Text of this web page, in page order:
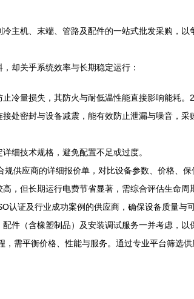
主机、末端、管路及配件的一站式批发采购，以
却关乎系统效率与长期稳定运行：
冷量损失，其防火与耐低温性能直接影响能耗
处密封与设备减震，能有效防止泄漏与噪音，采
细技术规格，避免配置不足或过度。
供应商的详细报价单，对比设备参数、价格、保
，但长期运行电费节省显著，需综合评估生命周
认证及行业成功案例的供应商，确保设备质量与可
件（含橡塑制品）及安装调试服务一并考虑，以
需平衡价格、性能与服务。通过专业平台筛选